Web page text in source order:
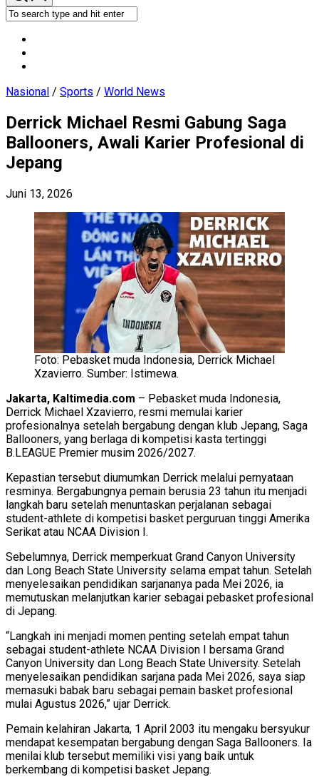
Nasional / Sports / World News
Derrick Michael Resmi Gabung Saga
Ballooners, Awali Karier Profesional di
Jepang
Juni 13, 2026
Foto: Pebasket muda Indonesia, Derrick Michael
Xzavierro. Sumber: Istimewa.
Jakarta, Kaltimedia.com – Pebasket muda Indonesia,
Derrick Michael Xzavierro, resmi memulai karier
profesionalnya setelah bergabung dengan klub Jepang, Saga
Ballooners, yang berlaga di kompetisi kasta tertinggi
B.LEAGUE Premier musim 2026/2027.
Kepastian tersebut diumumkan Derrick melalui pernyataan
resminya. Bergabungnya pemain berusia 23 tahun itu menjadi
langkah baru setelah menuntaskan perjalanan sebagai
student-athlete di kompetisi basket perguruan tinggi Amerika
Serikat atau NCAA Division I.
Sebelumnya, Derrick memperkuat Grand Canyon University
dan Long Beach State University selama empat tahun. Setelah
menyelesaikan pendidikan sarjananya pada Mei 2026, ia
memutuskan melanjutkan karier sebagai pebasket profesional
di Jepang.
“Langkah ini menjadi momen penting setelah empat tahun
sebagai student-athlete NCAA Division I bersama Grand
Canyon University dan Long Beach State University. Setelah
menyelesaikan pendidikan sarjana pada Mei 2026, saya siap
memasuki babak baru sebagai pemain basket profesional
mulai Agustus 2026,” ujar Derrick.
Pemain kelahiran Jakarta, 1 April 2003 itu mengaku bersyukur
mendapat kesempatan bergabung dengan Saga Ballooners. Ia
menilai klub tersebut memiliki visi yang baik untuk
berkembang di kompetisi basket Jepang.